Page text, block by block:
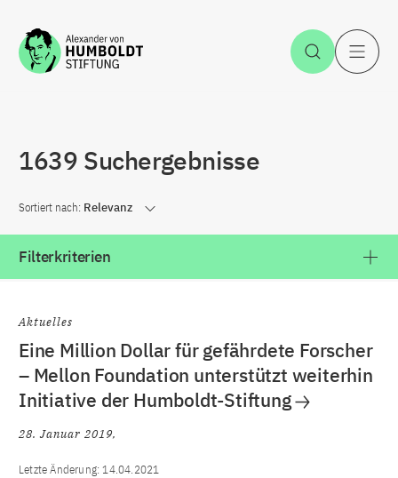
Zum Inhalt springen Suche
1639 Suchergebnisse
Sortiert nach: Relevanz
Filterkriterien
Aktuelles
Eine Million Dollar für gefährdete Forscher
– Mellon Foundation unterstützt weiterhin
Initiative der Humboldt-Stiftung
28. Januar 2019
Letzte Änderung:14.04.2021